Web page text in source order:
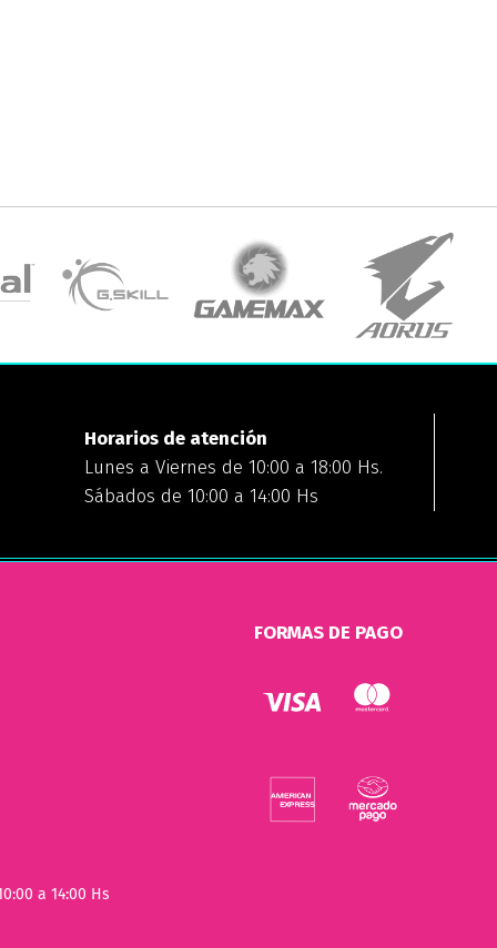
Horarios de atención
Lunes a Viernes de 10:00 a 18:00 Hs.
Sábados de 10:00 a 14:00 Hs
a 14:00 Hs
FORMAS DE PAGO